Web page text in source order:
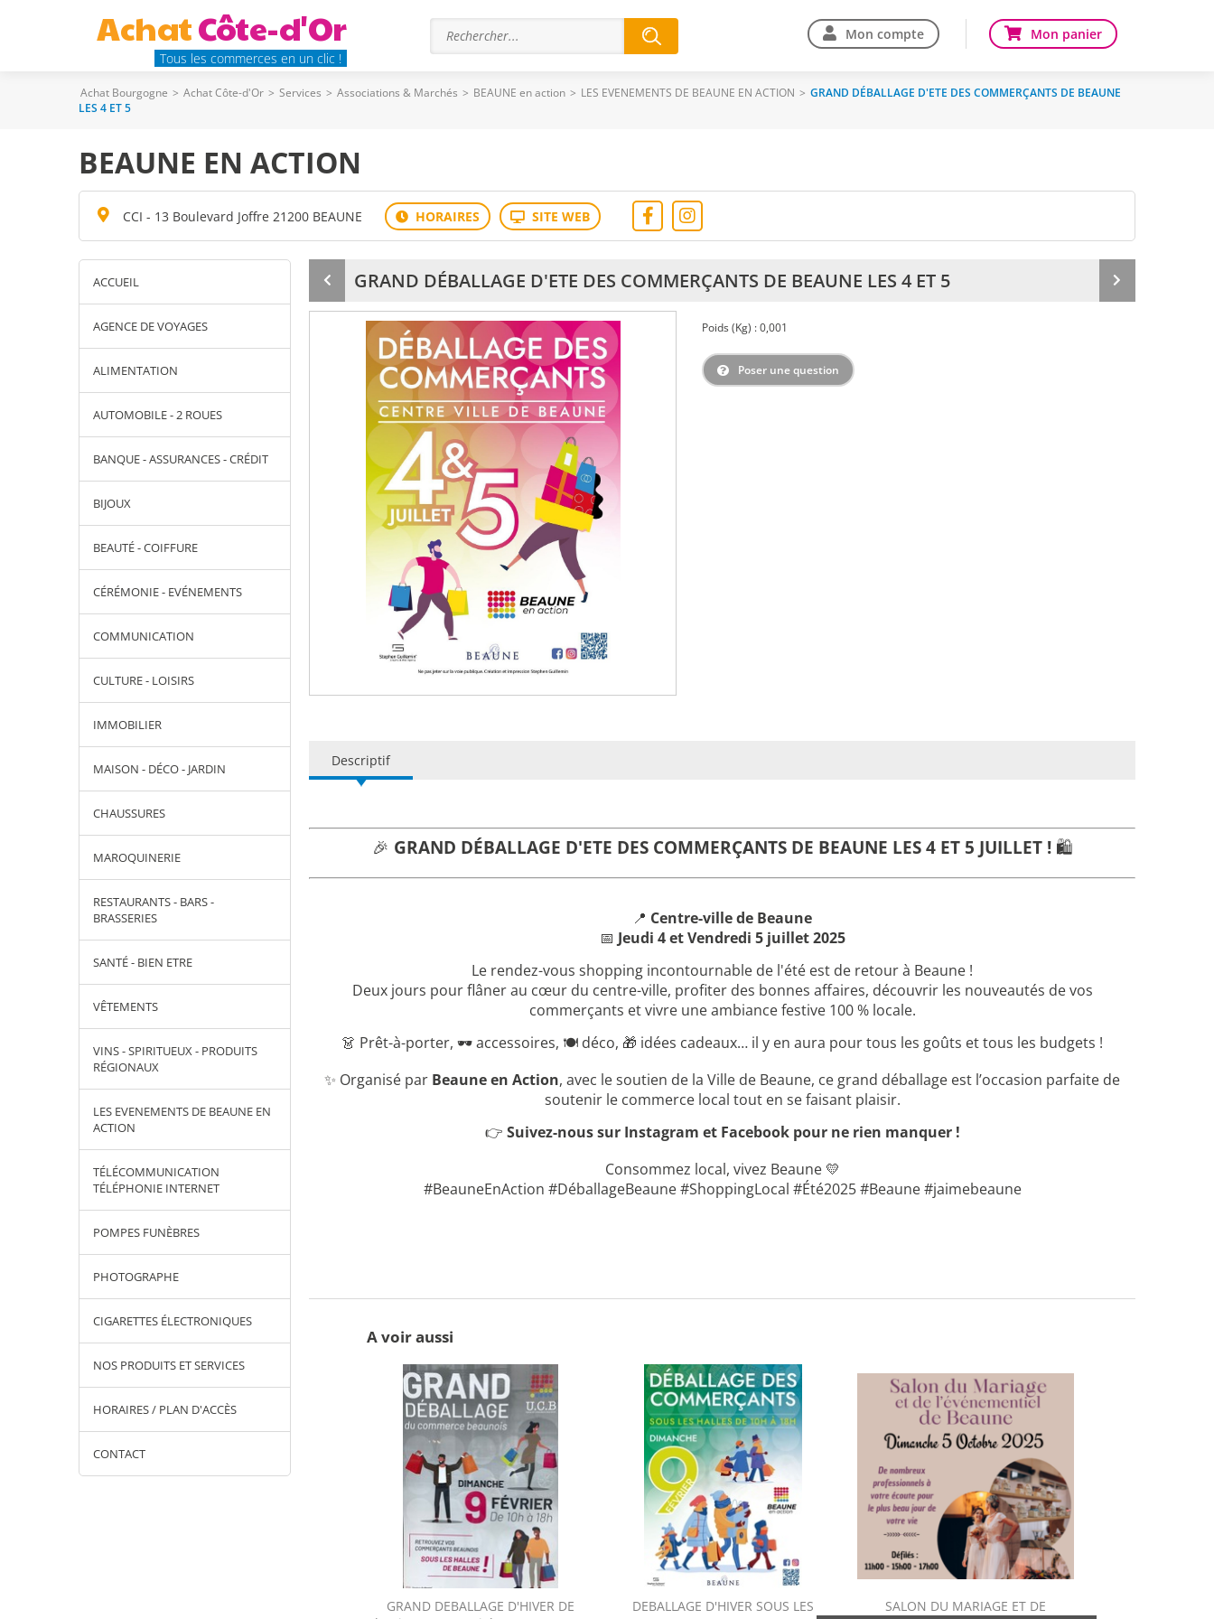
AchatCôte-d'Or
Tous les commerces en un clic !
Mon compte Mon panier
Achat Bourgogne > Achat Côte-d'Or > Services > Associations & Marchés > BEAUNE en action > LES EVENEMENTS DE BEAUNE EN ACTION > GRAND DÉBALLAGE D'ETE DES COMMERÇANTS DE BEAUNE
LES 4 ET 5
BEAUNE EN ACTION
CCI - 13 Boulevard Joffre 21200 BEAUNE
ACCUEIL
AGENCE DE VOYAGES
ALIMENTATION
AUTOMOBILE - 2 ROUES
BANQUE - ASSURANCES - CRÉDIT
BIJOUX
BEAUTÉ - COIFFURE
CÉRÉMONIE - EVÉNEMENTS
COMMUNICATION
CULTURE - LOISIRS
IMMOBILIER
MAISON - DÉCO - JARDIN
CHAUSSURES
MAROQUINERIE
RESTAURANTS - BARS -
BRASSERIES
SANTÉ - BIEN ETRE
VÊTEMENTS
VINS - SPIRITUEUX - PRODUITS
RÉGIONAUX
LES EVENEMENTS DE BEAUNE EN
ACTION
TÉLÉCOMMUNICATION
TÉLÉPHONIE INTERNET
POMPES FUNÈBRES
PHOTOGRAPHE
CIGARETTES ÉLECTRONIQUES
NOS PRODUITS ET SERVICES
HORAIRES / PLAN D'ACCÈS
CONTACT
Produit
précédent
GRAND DÉBALLAGE D'ETE DES COMMERÇANTS DE BEAUNE LES 4 ET 5
Produit
suivant
Poids (Kg) : 0,001
Poser une question
Descriptif
🎉 GRAND DÉBALLAGE D'ETE DES COMMERÇANTS DE BEAUNE LES 4 ET 5 JUILLET ! 🛍
📍 Centre-ville de Beaune
📅 Jeudi 4 et Vendredi 5 juillet 2025
Le rendez-vous shopping incontournable de l'été est de retour à Beaune !
Deux jours pour flâner au cœur du centre-ville, profiter des bonnes affaires, découvrir les nouveautés de vos
commerçants et vivre une ambiance festive 100 % locale.
👗 Prêt-à-porter, 🕶 accessoires, 🍽 déco, 🎁 idées cadeaux… il y en aura pour tous les goûts et tous les budgets !
✨ Organisé par Beaune en Action, avec le soutien de la Ville de Beaune, ce grand déballage est l’occasion parfaite de
soutenir le commerce local tout en se faisant plaisir.
👉 Suivez-nous sur Instagram et Facebook pour ne rien manquer !
Consommez local, vivez Beaune 💛
#BeauneEnAction #DéballageBeaune #ShoppingLocal #Été2025 #Beaune #jaimebeaune
A voir aussi
GRAND DEBALLAGE D'HIVER DE
DEBALLAGE D'HIVER SOUS LES
SALON DU MARIAGE ET DE